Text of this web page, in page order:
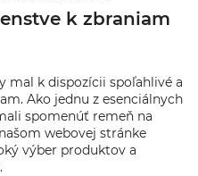
k zbraniam
mal k dispozícii spoľahlivé a
Ako jednu z esenciálnych
spomenúť remeň na
webovej stránke
výber produktov a